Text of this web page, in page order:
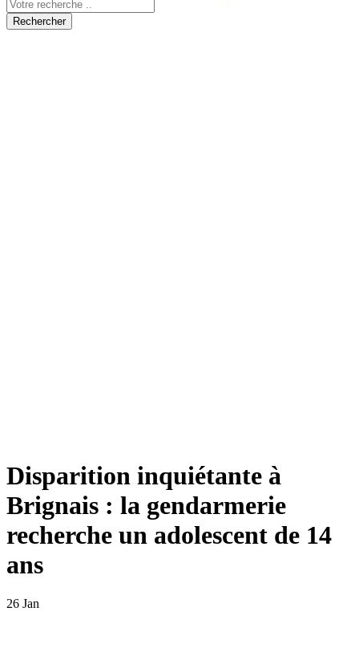
Rechercher
Disparition inquiétante à
Brignais : la gendarmerie
recherche un adolescent de 14
ans
26 Jan